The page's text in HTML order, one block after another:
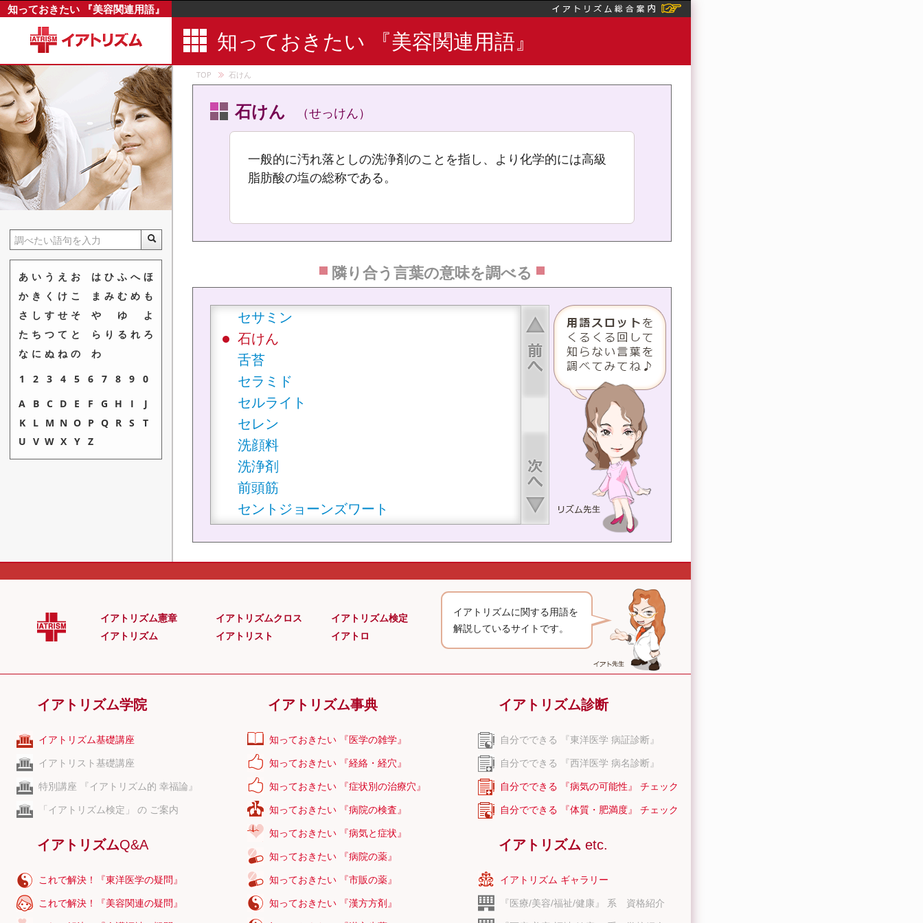
知っておきたい 『美容関連用語』
知っておきたい 『美容関連用語』
TOP 石けん
石けん （せっけん）
一般的に汚れ落としの洗浄剤のことを指し、より化学的には高級
脂肪酸の塩の総称である。
隣り合う言葉の意味を調べる
睡眠
睡眠障害
水溶性
水溶性ビタミン
スカルプ
スクラブ
ステアリン酸
ステビア
セサミン
石けん
舌苔
セラミド
セルライト
セレン
洗顔料
洗浄剤
前頭筋
セントジョーンズワート
ソウハクヒエキス
組織呼吸
そばアレルギー
ダイエット
大豆オリゴ糖
体性感覚野
大腿四頭筋
あ い う え お
か き く け こ
さ し す せ そ
た ち つ て と
な に ぬ ね の
は ひ ふ へ ほ
ま み む め も
や
ゆ
よ
ら り る れ ろ
わ
1
2 3 4 5 6 7 8 9
0
A
B C D E F G H I
J
K
L M N O P Q R S
T
U V W X Y Z
イアトリズム憲章
イアトリズム
イアトリズムクロス
イアトリスト
イアトリズム検定
イアトロ
イアトリズムに関する用語を
解説しているサイトです。
イアトリズム学院
イアトリズム基礎講座
イアトリスト基礎講座
特別講座 『イアトリズム的 幸福論』
「イアトリズム検定」 の ご案内
イアトリズムQ&A
これで解決！『東洋医学の疑問』
これで解決！『美容関連の疑問』
イアトリズム事典
知っておきたい 『医学の雑学』
知っておきたい 『経絡・経穴』
知っておきたい 『症状別の治療穴』
知っておきたい 『病院の検査』
知っておきたい 『病気と症状』
知っておきたい 『病院の薬』
知っておきたい 『市販の薬』
知っておきたい 『漢方方剤』
イアトリズム診断
自分でできる 『東洋医学 病証診断』
自分でできる 『西洋医学 病名診断』
自分でできる 『病気の可能性』 チェック
自分でできる 『体質・肥満度』 チェック
イアトリズム etc.
イアトリズム ギャラリー
『医療/美容/福祉/健康』 系 資格紹介